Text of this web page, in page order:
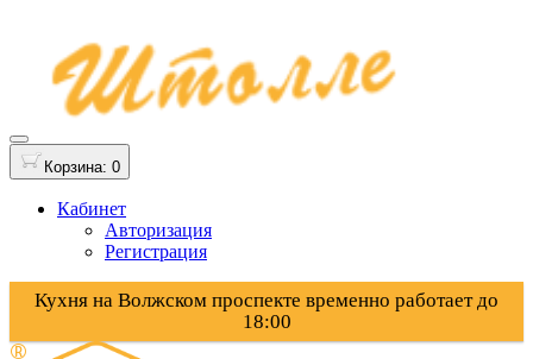
Корзина: 0
Кабинет
Авторизация
Регистрация
Кухня на Волжском проспекте временно работает до
18:00